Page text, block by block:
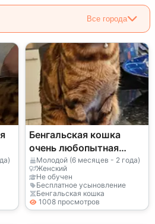
Все города
Бенгальская кошка
очень любопытная
ищет новый дом
Молодой (6 месяцев - 2 года)
Женский
Не обучен
Бесплатное усыновление
Бенгальская кошка
1008 просмотров